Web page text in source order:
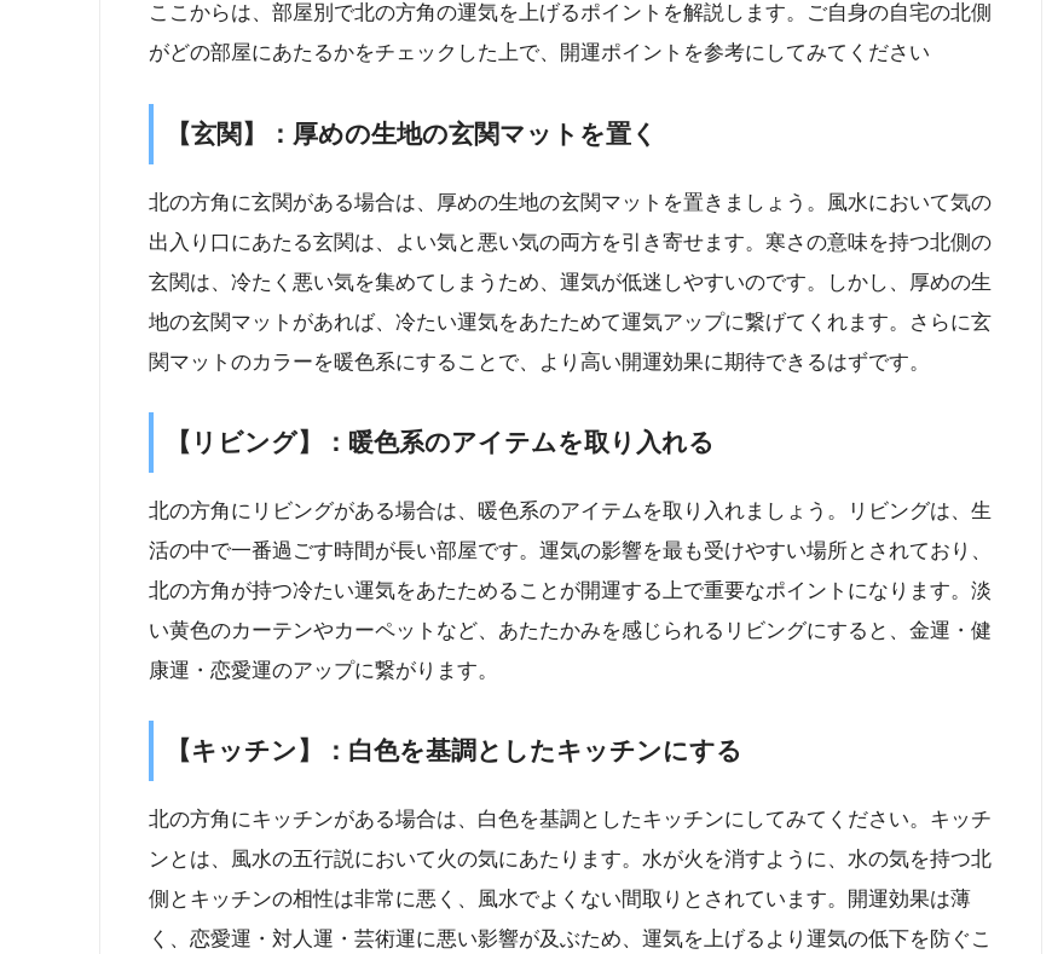
ここからは、部屋別で北の方角の運気を上げるポイントを解説します。ご自身の自宅の北側
がどの部屋にあたるかをチェックした上で、開運ポイントを参考にしてみてください
【玄関】：厚めの生地の玄関マットを置く
北の方角に玄関がある場合は、厚めの生地の玄関マットを置きましょう。風水において気の
出入り口にあたる玄関は、よい気と悪い気の両方を引き寄せます。寒さの意味を持つ北側の
玄関は、冷たく悪い気を集めてしまうため、運気が低迷しやすいのです。しかし、厚めの生
地の玄関マットがあれば、冷たい運気をあたためて運気アップに繋げてくれます。さらに玄
関マットのカラーを暖色系にすることで、より高い開運効果に期待できるはずです。
【リビング】：暖色系のアイテムを取り入れる
北の方角にリビングがある場合は、暖色系のアイテムを取り入れましょう。リビングは、生
活の中で一番過ごす時間が長い部屋です。運気の影響を最も受けやすい場所とされており、
北の方角が持つ冷たい運気をあたためることが開運する上で重要なポイントになります。淡
い黄色のカーテンやカーペットなど、あたたかみを感じられるリビングにすると、金運・健
康運・恋愛運のアップに繋がります。
【キッチン】：白色を基調としたキッチンにする
北の方角にキッチンがある場合は、白色を基調としたキッチンにしてみてください。キッチ
ンとは、風水の五行説において火の気にあたります。水が火を消すように、水の気を持つ北
側とキッチンの相性は非常に悪く、風水でよくない間取りとされています。開運効果は薄
く、恋愛運・対人運・芸術運に悪い影響が及ぶため、運気を上げるより運気の低下を防ぐこ